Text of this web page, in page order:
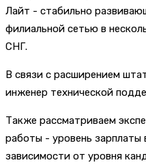
Лайт - стабильно
филиальной сетью в
СНГ.
В связи с расширением
инженер технической
Также рассматриваем
работы - уровень зарплаты
зависимости от уровня